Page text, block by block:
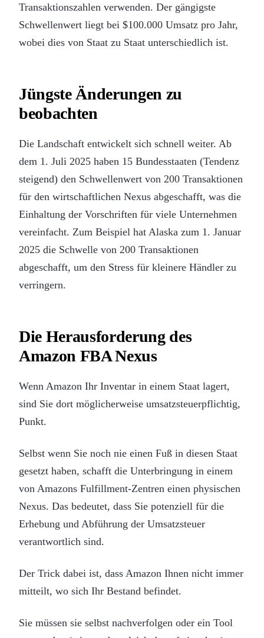
Transaktionszahlen verwenden. Der gängigste
Schwellenwert liegt bei $100.000 Umsatz pro Jahr,
wobei dies von Staat zu Staat unterschiedlich ist.
Jüngste Änderungen zu
beobachten
Die Landschaft entwickelt sich schnell weiter. Ab
dem 1. Juli 2025 haben 15 Bundesstaaten (Tendenz
steigend) den Schwellenwert von 200 Transaktionen
für den wirtschaftlichen Nexus abgeschafft, was die
Einhaltung der Vorschriften für viele Unternehmen
vereinfacht. Zum Beispiel hat Alaska zum 1. Januar
2025 die Schwelle von 200 Transaktionen
abgeschafft, um den Stress für kleinere Händler zu
verringern.
Die Herausforderung des
Amazon FBA Nexus
Wenn Amazon Ihr Inventar in einem Staat lagert,
sind Sie dort möglicherweise umsatzsteuerpflichtig,
Punkt.
Selbst wenn Sie noch nie einen Fuß in diesen Staat
gesetzt haben, schafft die Unterbringung in einem
von Amazons Fulfillment-Zentren einen physischen
Nexus. Das bedeutet, dass Sie potenziell für die
Erhebung und Abführung der Umsatzsteuer
verantwortlich sind.
Der Trick dabei ist, dass Amazon Ihnen nicht immer
mitteilt, wo sich Ihr Bestand befindet.
Sie müssen sie selbst nachverfolgen oder ein Tool